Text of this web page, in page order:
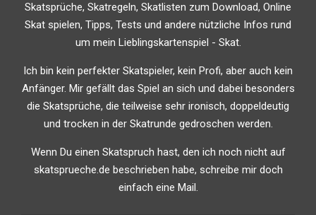
Skatsprüche, Skatregeln, Skatlisten zum Download, Online
Skat spielen, Tipps, Tests und andere nützliche Infos rund
um mein Lieblingskartenspiel - Skat.
Ich bin kein perfekter Skatspieler, kein Profi, aber auch kein
Anfänger. Mir gefällt das Spiel an sich und dabei besonders
die Skatsprüche, die teilweise sehr ironisch, doppeldeutig
und trocken in der Skatrunde gedroschen werden.
Wenn Du einen Skatspruch hast, den ich noch nicht auf
skatsprueche.de beschrieben habe, schreibe mir doch
einfach eine Mail.